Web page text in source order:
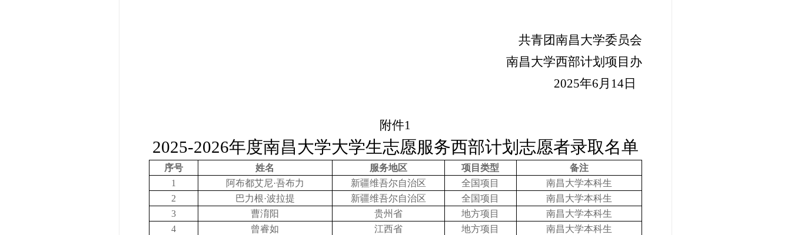
共青团南昌大学委员会
南昌大学西部计划项目办
2025年6月 14日
附件1
2025-2026年度南昌大学大学生志愿服务西部计划志愿者录取名单
序号 姓名 服务地区 项目类型
备注
1
阿布都艾尼·吾布力 新疆维吾尔自治区 全国项目
南昌大学本科生
2
巴力根·波拉提 新疆维吾尔自治区 全国项目
南昌大学本科生
3
曹淯阳 贵州省 地方项目
南昌大学本科生
4
曾睿如 江西省 地方项目
南昌大学本科生